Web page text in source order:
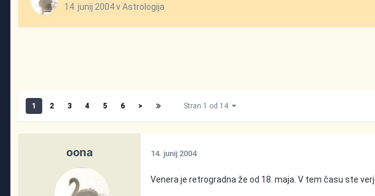
14. junij 2004vAstrologija
1 2 3 4 5 6 > Stran 1 od 14
oona 14. junij 2004
Venera je retrogradna že od 18. maja. V tem času ste